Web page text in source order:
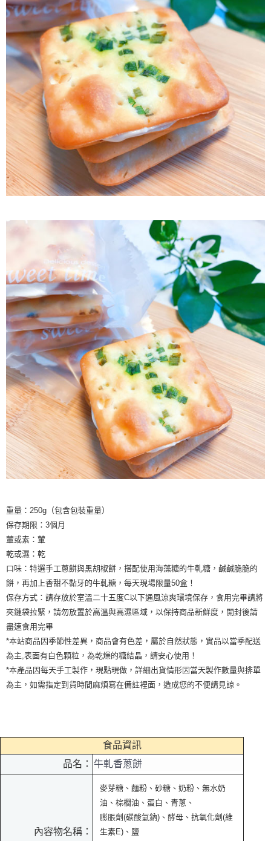
重量：250g（包含包裝重量）
保存期限：3個月
葷或素：葷
乾或濕：乾
口味：特選手工蔥餅與黑胡椒餅，搭配使用海藻糖的牛軋糖，鹹鹹脆脆的
餅，再加上香甜不黏牙的牛軋糖，每天現場限量50盒！
保存方式：請存放於室溫二十五度C以下通風涼爽環境保存，食用完畢請將
夾鏈袋拉緊，請勿放置於高溫與高濕區域，以保持商品新鮮度，開封後請
盡速食用完畢
*本站商品因季節性差異，商品會有色差，屬於自然狀態，實品以當季配送
為主,表面有白色顆粒，為乾燥的糖結晶，請安心使用！
*本產品因每天手工製作，現點現做，詳細出貨情形因當天製作數量與排單
為主，如需指定到貨時間麻煩寫在備註裡面，造成您的不便請見諒。
食品資訊
品名： 牛軋香蔥餅
內容物名稱：
麥芽糖、麵粉、砂糖、奶粉、無水奶
油、棕櫚油、蛋白、青蔥、
膨脹劑(碳酸氫鈉)、酵母、抗氧化劑(維
生素E)、鹽